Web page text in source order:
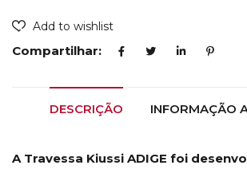
Add to wishlist
Compartilhar:
DESCRIÇÃO INFORMAÇÃO
A Travessa Kiussi ADIGE foi